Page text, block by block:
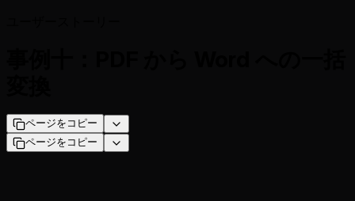
ページをコピー
ページをコピー